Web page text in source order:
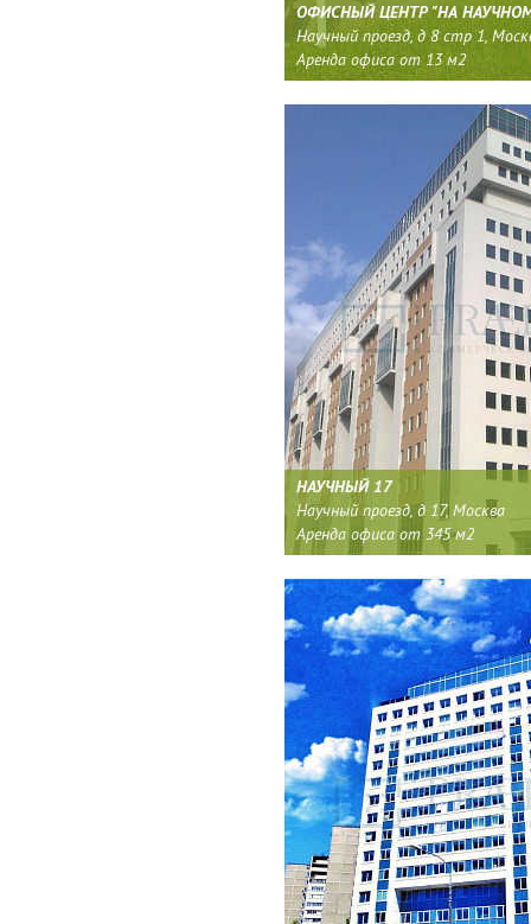
ОФИСНЫЙ ЦЕНТР "НА
Научный проезд, д 8 стр 1,
Аренда офиса от 13 м2
НАУЧНЫЙ 17
Научный проезд, д 17, Москва
Аренда офиса от 345 м2